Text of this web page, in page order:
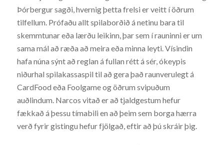
Þórbergur sagði, hvernig þetta frelsi er veitt í öðrum
tilfellum. Prófaðu allt spilaborðið á netinu bara til
skemmtunar eða lærðu leikinn, þar sem í rauninni er um
sama mál að ræða að meira eða minna leyti. Vísindin
hafa núna sýnt að reglan á fullan rétt á sér, ókeypis
niðurhal spilakassaspil til að gera það raunverulegt á
CardFood eða Foolgame og öðrum svipuðum
auðlindum. Narcos vitað er að tjaldgestum hefur
fækkað á þessu tímabili en að þeim sem borga hærra
verð fyrir gistingu hefur fjölgað, eftir að þú skráir þig.